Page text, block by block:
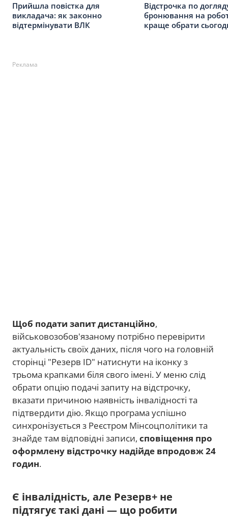
Прийшла повістка для
викладача: як законно
відтермінувати ВЛК
Відстрочка по
бронювання на
краще обрати
Реклама
Щоб подати запит дистанційно,
військовозобов'язаному потрібно перевірити
актуальність своїх даних, після чого на головній
сторінці "Резерв ID" натиснути на іконку з
трьома крапками біля свого імені. У меню слід
обрати опцію подачі запиту на відстрочку,
вказати причиною наявність інвалідності та
підтвердити дію. Якщо програма успішно
синхронізується з Реєстром Мінсоцполітики та
знайде там відповідні записи, сповіщення про
оформлену відстрочку надійде впродовж 24
годин.
Є інвалідність, але Резерв+ не
підтягує такі дані — що робити